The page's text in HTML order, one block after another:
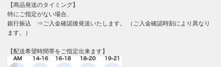
【商品発送のタイミング】
特にご指定がない場合、
銀行振込 ⇒ご入金確認後発送いたします。 （ご入金確認時刻により異なり
ます。）
【配送希望時間帯をご指定出来ます】